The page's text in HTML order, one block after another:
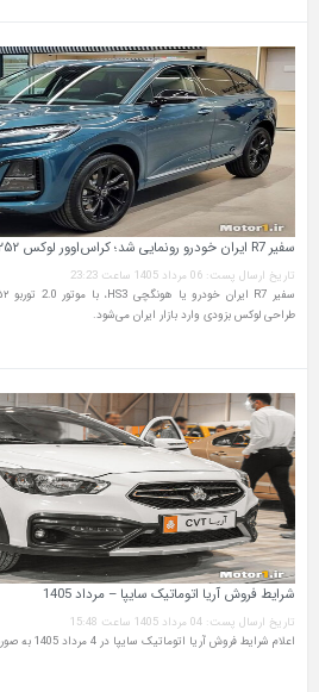
سفیر R7 ایران خودرو رونمایی شد؛ کراس‌اوور لوکس ۲۵۲ اسب بخاری
تاریخ ارسال پست: 06 مرداد 1405 ساعت 23:23
طراحی لوکس بزودی وارد بازار ایران می‌شود.
شرایط فروش آریا اتوماتیک سایپا – مرداد 1405
تاریخ ارسال پست: 04 مرداد 1405 ساعت 15:48
اعلام شرایط فروش آریا اتوماتیک سایپا در 4 مرداد 1405 به صورت مشارکت در تولید تحویل سال 1406…